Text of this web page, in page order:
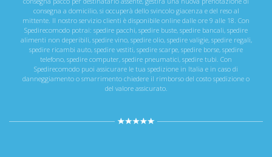
consegna a domicilio, si occuperà dello svincolo giacenza e del reso al
mittente. Il nostro servizio clienti è disponibile online dalle ore 9 alle 18. Con
Spedirecomodo potrai: spedire pacchi, spedire buste, spedire bancali, spedire
alimenti non deperibili, spedire vino, spedire olio, spedire valigie, spedire regali,
spedire ricambi auto, spedire vestiti, spedire scarpe, spedire borse, spedire
telefono, spedire computer, spedire pneumatici, spedire tubi. Con
Spedirecomodo puoi assicurare le tua spedizione in Italia e in caso di
danneggiamento o smarrimento chiedere il rimborso del costo spedizione o
del valore assicurato.